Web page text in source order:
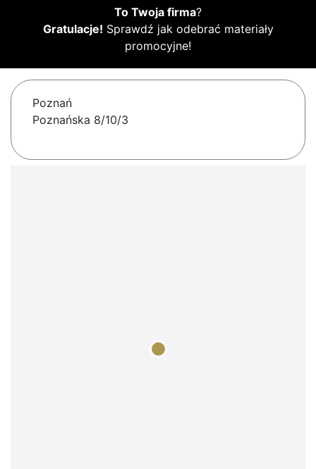
To Twoja firma?
Gratulacje! Sprawdź jak odebrać materiały
promocyjne!
Poznań
Poznańska 8/10/3